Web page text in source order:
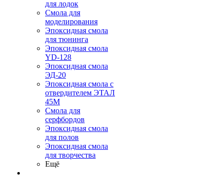
для лодок
Смола для
моделирования
Эпоксидная смола
для тюнинга
Эпоксидная смола
YD-128
Эпоксидная смола
ЭД-20
Эпоксидная смола с
отвердителем ЭТАЛ
45М
Смола для
серфбордов
Эпоксидная смола
для полов
Эпоксидная смола
для творчества
Ещё